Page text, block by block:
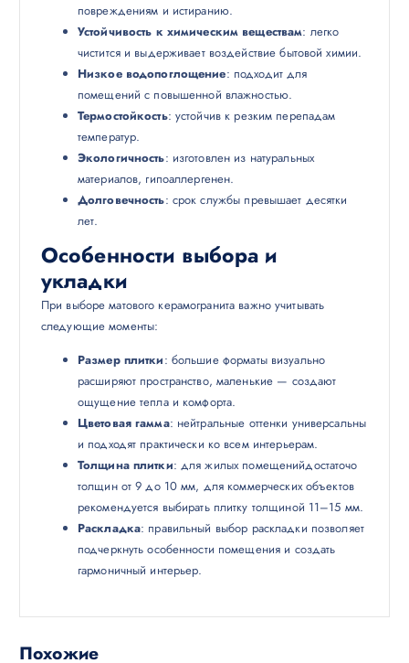
повреждениям и истиранию.
Устойчивость к химическим веществам: легко
чистится и выдерживает воздействие бытовой химии.
Низкое водопоглощение: подходит для
помещений с повышенной влажностью.
Термостойкость: устойчив к резким перепадам
температур.
Экологичность: изготовлен из натуральных
материалов, гипоаллергенен.
Долговечность: срок службы превышает десятки
лет.
Особенности выбора и
укладки
При выборе матового керамогранита важно учитывать
следующие моменты:
Размер плитки: большие форматы визуально
расширяют пространство, маленькие — создают
ощущение тепла и комфорта.
Цветовая гамма: нейтральные оттенки универсальны
и подходят практически ко всем интерьерам.
Толщина плитки: для жилых помещенийдостаточо
толщин от 9 до 10 мм, для коммерческих объектов
рекомендуется выбирать плитку толщиной 11–15 мм.
Раскладка: правильный выбор раскладки позволяет
подчеркнуть особенности помещения и создать
гармоничный интерьер.
Похожие